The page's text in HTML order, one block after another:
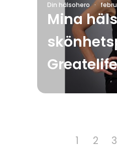
Din hälsohero ·
Mina
1 2 3